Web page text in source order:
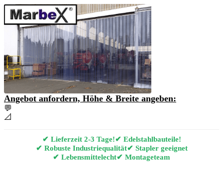
Angebot anfordern, Höhe & Breite angeben:
💬
📐
✔ Lieferzeit 2-3 Tage!✔ Edelstahlbauteile!
✔ Robuste Industriequalität✔ Stapler geeignet
✔ Lebensmittelecht✔ Montageteam